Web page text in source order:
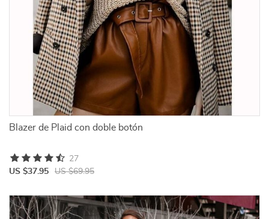
Blazer de Plaid con doble botón
US $37.95 US $69.95
27